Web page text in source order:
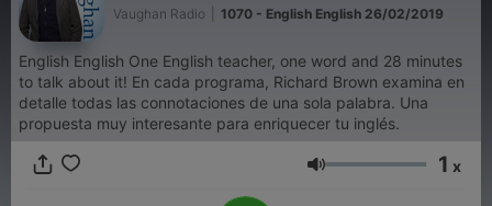
Vaughan Radio 1070 - English English 26/02/2019
English English One English teacher, one word and 28 minutes
to talk about it! En cada programa, Richard Brown examina en
detalle todas las connotaciones de una sola palabra. Una
propuesta muy interesante para enriquecer tu inglés.
Volumen 1 x